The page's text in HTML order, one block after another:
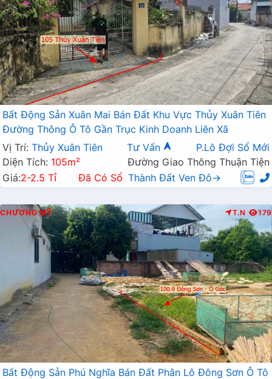
Bất Động Sản Xuân Mai Bán Đất Khu Vực Thủy Xuân Tiên
Đường Thông Ô Tô Gần Trục Kinh Doanh Liên Xã
Vị Trí: Thủy Xuân Tiên Tư Vấn
P.Lô Đợi Sổ Mới
Diện Tích: 105m²
Đường Giao Thông Thuận Tiện
Giá:2-2.5 Tỉ Đã Có Sổ Thành Đất Ven Đô→
CHƯƠNG MỸ T.N 179
Bất Động Sản Phú Nghĩa Bán Đất Phân Lô Đông Sơn Ô Tô